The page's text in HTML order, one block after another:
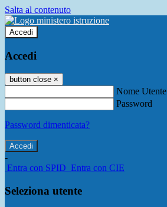
Salta al contenuto
Accedi
Accedi
button close ×
Nome Utente
Password
Password dimenticata?
-
Entra con SPID Entra con CIE
Seleziona utente